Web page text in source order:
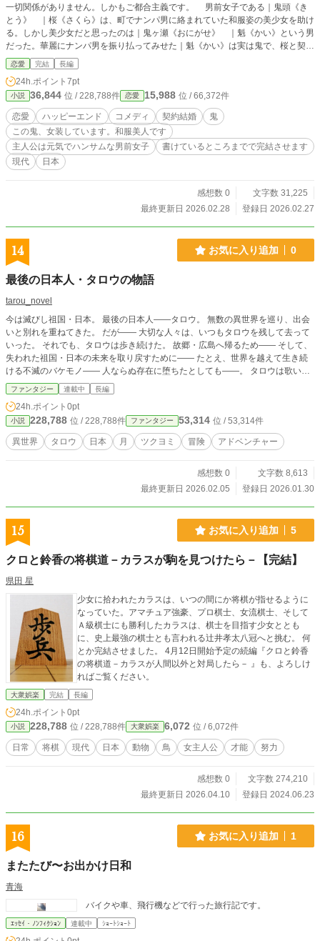
一切関係がありません。しかもご都合主義です。 男前女子である｜鬼頭《き
とう》 ｜桜《さくら》は、町でナンパ男に絡まれていた和服姿の美少女を助け
る。しかし美少女だと思ったのは｜鬼ヶ瀬《おにがせ》 ｜魁《かい》という男
だった。華麗にナンパ男を振り払ってみせた｜魁《かい》は実は鬼で、桜と契約
結婚したいと鬼頭家へと現れる―――― 「美少女だと思ってたけど、男の人、
だったんだ……」 ※別タイトル「鬼の封印花嫁～甘い香りと契約結婚」で他サ
イトにも掲載中。 ※他サイトにも掲載中
恋愛 完結 長編
24h.ポイント 7pt
小説 36,844 位 / 228,788件 恋愛 15,988 位 / 66,372件
恋愛 ハッピーエンド コメディ 契約結婚
鬼
この鬼、女装しています。和服美人です
主人公は元気でハンサムな男前女子
書けているところまでで完結させます
現代
日本
感想数 0
文字数 31,225
最終更新日 2026.02.28
登録日 2026.02.27
14 お気に入り追加 0
最後の日本人・タロウの物語
tarou_novel
今は滅びし祖国・日本。 最後の日本人――タロウ。 無数の異世界を巡り、出会
いと別れを重ねてきた。 だが―― 大切な人々は、いつもタロウを残して去って
いった。 それでも、タロウは歩き続けた。 故郷・広島へ帰るため―― そして、
失われた祖国・日本の未来を取り戻すために―― たとえ、世界を越えて生き続
ける不滅のバケモノ―― 人ならぬ存在に堕ちたとしても――。 タロウは歌い続
ける。 死ぬまでに叶えたい夢がある。 だから…… 歌いてし止まん。 最後の日本
人・タロウ
ファンタジー 連載中 長編
24h.ポイント 0pt
小説 228,788 位 / 228,788件 ファンタジー 53,314 位 / 53,314件
異世界 タロウ 日本 月 ツクヨミ 冒険 アドベンチャー
感想数 0
文字数 8,613
最終更新日 2026.02.05
登録日 2026.01.30
15 お気に入り追加 5
クロと鈴香の将棋道－カラスが駒を見つけたら－【完結】
県田 星
少女に拾われたカラスは、いつの間にか将棋が指せるように
なっていた。アマチュア強豪、プロ棋士、女流棋士、そして
Ａ級棋士にも勝利したカラスは、棋士を目指す少女ととも
に、史上最強の棋士とも言われる辻井孝太八冠へと挑む。 何
とか完結させました。 4月12日開始予定の続編『クロと鈴香
の将棋道－カラスが人間以外と対局したら－ 』も、よろしけ
ればご覧ください。
大衆娯楽 完結 長編
24h.ポイント 0pt
小説 228,788 位 / 228,788件 大衆娯楽 6,072 位 / 6,072件
日常 将棋 現代 日本 動物 鳥 女主人公 才能 努力
感想数 0
文字数 274,210
最終更新日 2026.04.10
登録日 2024.06.23
16 お気に入り追加 1
またたび〜お出かけ日和
青海
バイクや車、飛行機などで行った旅行記です。
ｴｯｾｲ・ﾉﾝﾌｨｸｼｮﾝ 連載中 ｼｮｰﾄｼｮｰﾄ